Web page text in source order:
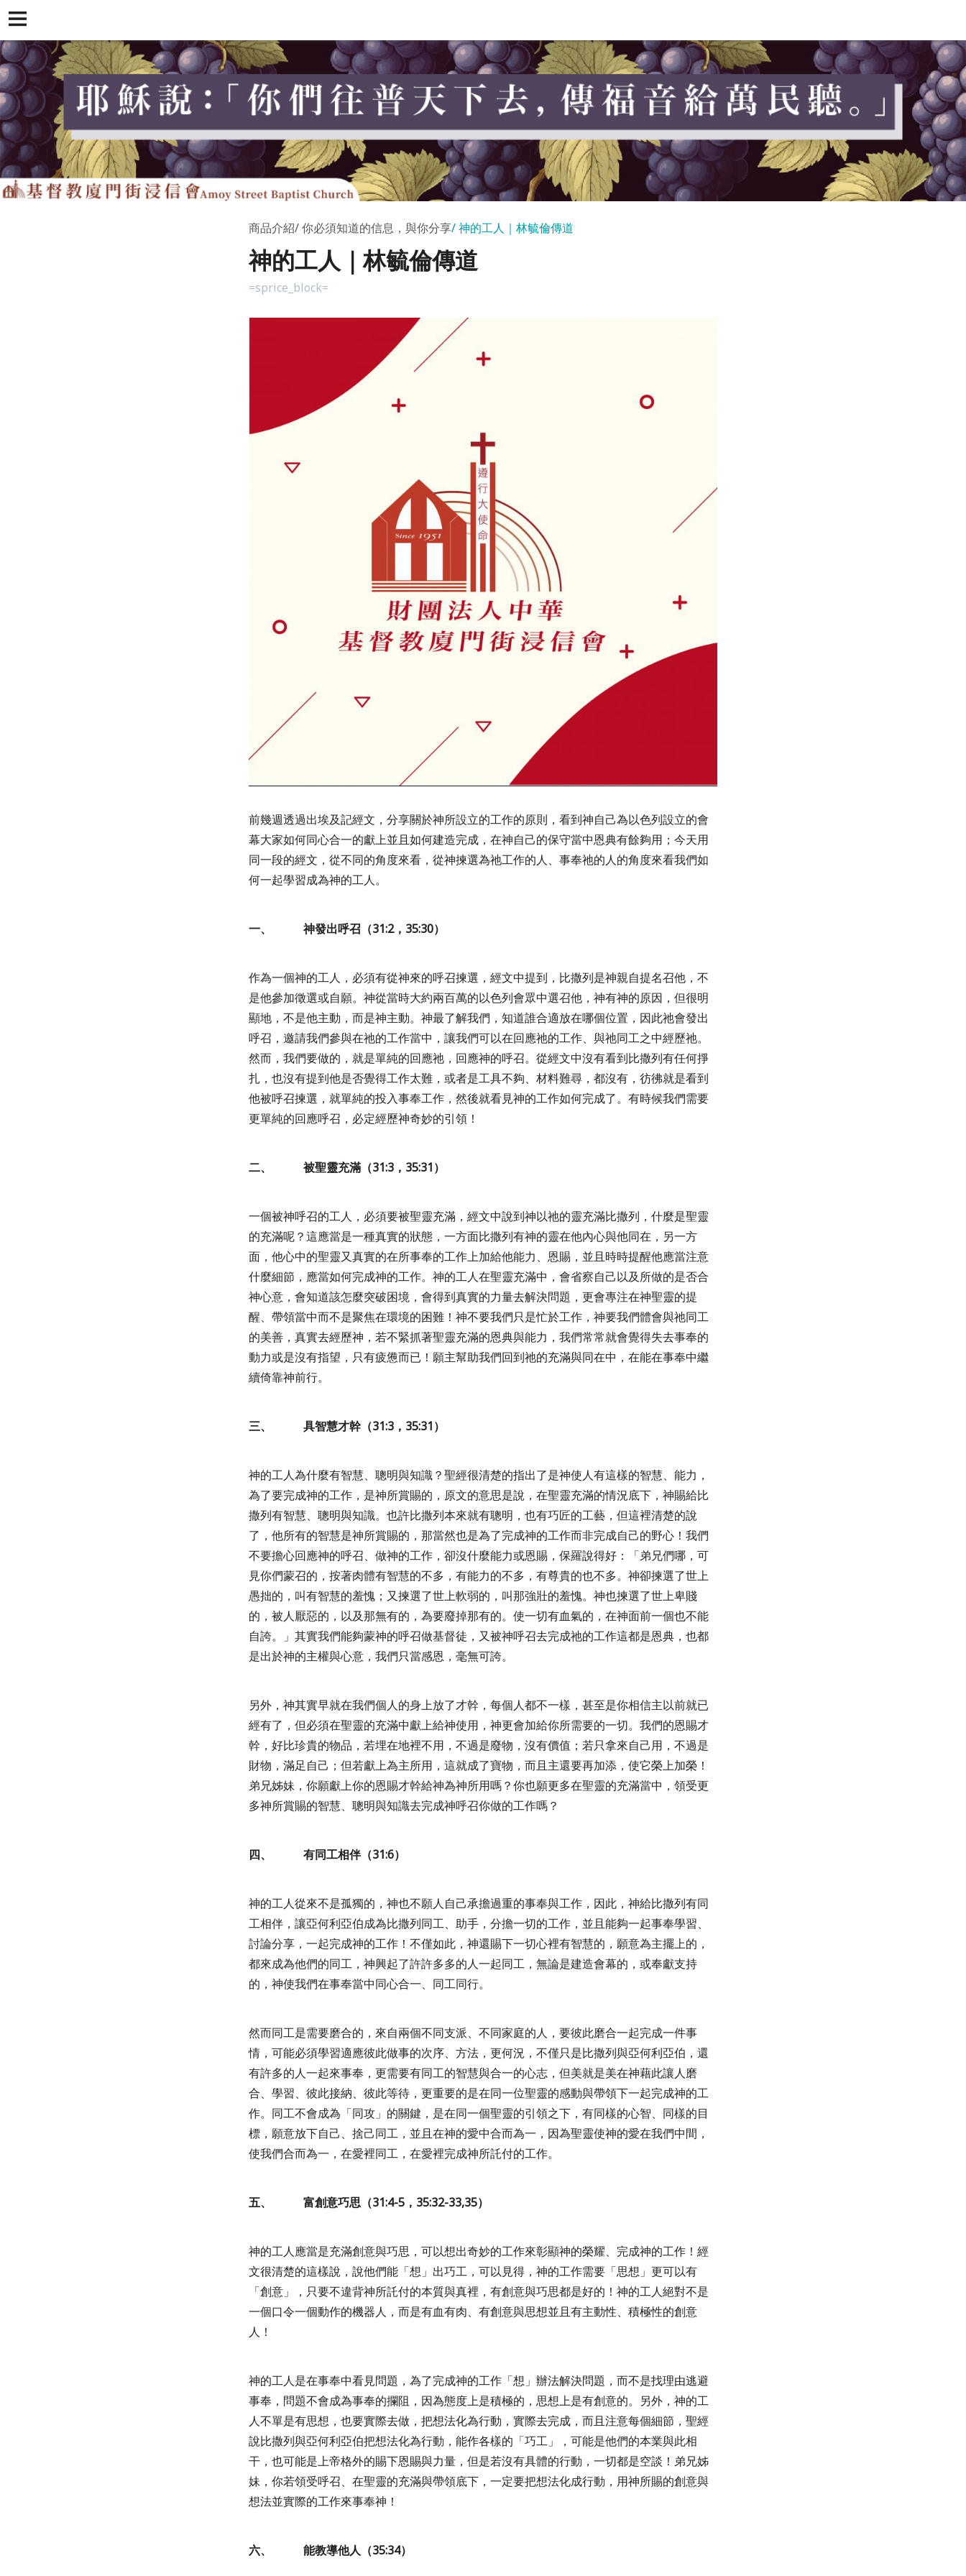
商品介紹 你必須知道的信息，與你分享 神的工人｜林毓倫傳道
神的工人｜林毓倫傳道
=sprice_block=
前幾週透過出埃及記經文，分享關於神所設立的工作的原則，看到神自己為以色列設立的會
幕大家如何同心合一的獻上並且如何建造完成，在神自己的保守當中恩典有餘夠用；今天用
同一段的經文，從不同的角度來看，從神揀選為祂工作的人、事奉祂的人的角度來看我們如
何一起學習成為神的工人。
一、 神發出呼召（31:2， 35:30）
作為一個神的工人，必須有從神來的呼召揀選，經文中提到，比撒列是神親自提名召他，不
是他參加徵選或自願。神從當時大約兩百萬的以色列會眾中選召他，神有神的原因，但很明
顯地，不是他主動，而是神主動。神最了解我們，知道誰合適放在哪個位置，因此祂會發出
呼召，邀請我們參與在祂的工作當中，讓我們可以在回應祂的工作、與祂同工之中經歷祂。
然而，我們要做的，就是單純的回應祂，回應神的呼召。從經文中沒有看到比撒列有任何掙
扎，也沒有提到他是否覺得工作太難，或者是工具不夠、材料難尋，都沒有，彷彿就是看到
他被呼召揀選，就單純的投入事奉工作，然後就看見神的工作如何完成了。有時候我們需要
更單純的回應呼召，必定經歷神奇妙的引領！
二、 被聖靈充滿（31:3 ， 35:31）
一個被神呼召的工人，必須要被聖靈充滿，經文中說到神以祂的靈充滿比撒列，什麼是聖靈
的充滿呢？這應當是一種真實的狀態，一方面比撒列有神的靈在他內心與他同在，另一方
面，他心中的聖靈又真實的在所事奉的工作上加給他能力、恩賜，並且時時提醒他應當注意
什麼細節，應當如何完成神的工作。神的工人在聖靈充滿中，會省察自己以及所做的是否合
神心意，會知道該怎麼突破困境，會得到真實的力量去解決問題，更會專注在神聖靈的提
醒、帶領當中而不是聚焦在環境的困難！神不要我們只是忙於工作，神要我們體會與祂同工
的美善，真實去經歷神，若不緊抓著聖靈充滿的恩典與能力，我們常常就會覺得失去事奉的
動力或是沒有指望，只有疲憊而已！願主幫助我們回到祂的充滿與同在中，在能在事奉中繼
續倚靠神前行。
三、 具智慧才幹（31:3 ， 35:31）
神的工人為什麼有智慧、聰明與知識？聖經很清楚的指出了是神使人有這樣的智慧、能力，
為了要完成神的工作，是神所賞賜的，原文的意思是說，在聖靈充滿的情況底下，神賜給比
撒列有智慧、聰明與知識。也許比撒列本來就有聰明，也有巧匠的工藝，但這裡清楚的說
了，他所有的智慧是神所賞賜的，那當然也是為了完成神的工作而非完成自己的野心！我們
不要擔心回應神的呼召、做神的工作，卻沒什麼能力或恩賜，保羅說得好：「弟兄們哪，可
見你們蒙召的，按著肉體有智慧的不多，有能力的不多，有尊貴的也不多。神卻揀選了世上
愚拙的，叫有智慧的羞愧；又揀選了世上軟弱的，叫那強壯的羞愧。神也揀選了世上卑賤
的，被人厭惡的，以及那無有的，為要廢掉那有的。使一切有血氣的，在神面前一個也不能
自誇。
」其實我們能夠蒙神的呼召做基督徒，又被神呼召去完成祂的工作這都是恩典，也都
是出於神的主權與心意，我們只當感恩，毫無可誇。
另外，神其實早就在我們個人的身上放了才幹，每個人都不一樣，甚至是你相信主以前就已
經有了，但必須在聖靈的充滿中獻上給神使用，神更會加給你所需要的一切。我們的恩賜才
幹，好比珍貴的物品，若埋在地裡不用，不過是廢物，沒有價值；若只拿來自己用，不過是
財物，滿足自己；但若獻上為主所用，這就成了寶物，而且主還要再加添，使它榮上加榮！
弟兄姊妹，你願獻上你的恩賜才幹給神為神所用嗎？你也願更多在聖靈的充滿當中，領受更
多神所賞賜的智慧、聰明與知識去完成神呼召你做的工作嗎？
四、 有同工相伴（31:6）
神的工人從來不是孤獨的，神也不願人自己承擔過重的事奉與工作，因此，神給比撒列有同
工相伴，讓亞何利亞伯成為比撒列同工、助手，分擔一切的工作，並且能夠一起事奉學習、
討論分享，一起完成神的工作！不僅如此，神還賜下一切心裡有智慧的，願意為主擺上的，
都來成為他們的同工，神興起了許許多多的人一起同工，無論是建造會幕的，或奉獻支持
的，神使我們在事奉當中同心合一、同工同行。
然而同工是需要磨合的，來自兩個不同支派、不同家庭的人，要彼此磨合一起完成一件事
情，可能必須學習適應彼此做事的次序、方法，更何況，不僅只是比撒列與亞何利亞伯，還
有許多的人一起來事奉，更需要有同工的智慧與合一的心志，但美就是美在神藉此讓人磨
合、學習、彼此接納、彼此等待，更重要的是在同一位聖靈的感動與帶領下一起完成神的工
作。同工不會成為「同攻」的關鍵，是在同一個聖靈的引領之下，有同樣的心智、同樣的目
標，願意放下自己、捨己同工，並且在神的愛中合而為一，因為聖靈使神的愛在我們中間，
使我們合而為一，在愛裡同工，在愛裡完成神所託付的工作。
五、 富創意巧思（31:4-5 ， 35:32-33,35）
神的工人應當是充滿創意與巧思，可以想出奇妙的工作來彰顯神的榮耀、完成神的工作！經
文很清楚的這樣說，說他們能「想」出巧工，可以見得，神的工作需要「思想」更可以有
「創意」，只要不違背神所託付的本質與真裡，有創意與巧思都是好的！神的工人絕對不是
一個口令一個動作的機器人，而是有血有肉、有創意與思想並且有主動性、積極性的創意
人！
神的工人是在事奉中看見問題，為了完成神的工作「想」辦法解決問題，而不是找理由逃避
事奉，問題不會成為事奉的攔阻，因為態度上是積極的，思想上是有創意的。另外，神的工
人不單是有思想，也要實際去做，把想法化為行動，實際去完成，而且注意每個細節，聖經
說比撒列與亞何利亞伯把想法化為行動，能作各樣的「巧工」，可能是他們的本業與此相
干，也可能是上帝格外的賜下恩賜與力量，但是若沒有具體的行動，一切都是空談！弟兄姊
妹，你若領受呼召、在聖靈的充滿與帶領底下，一定要把想法化成行動，用神所賜的創意與
想法並實際的工作來事奉神！
六、 能教導他人（35:34）